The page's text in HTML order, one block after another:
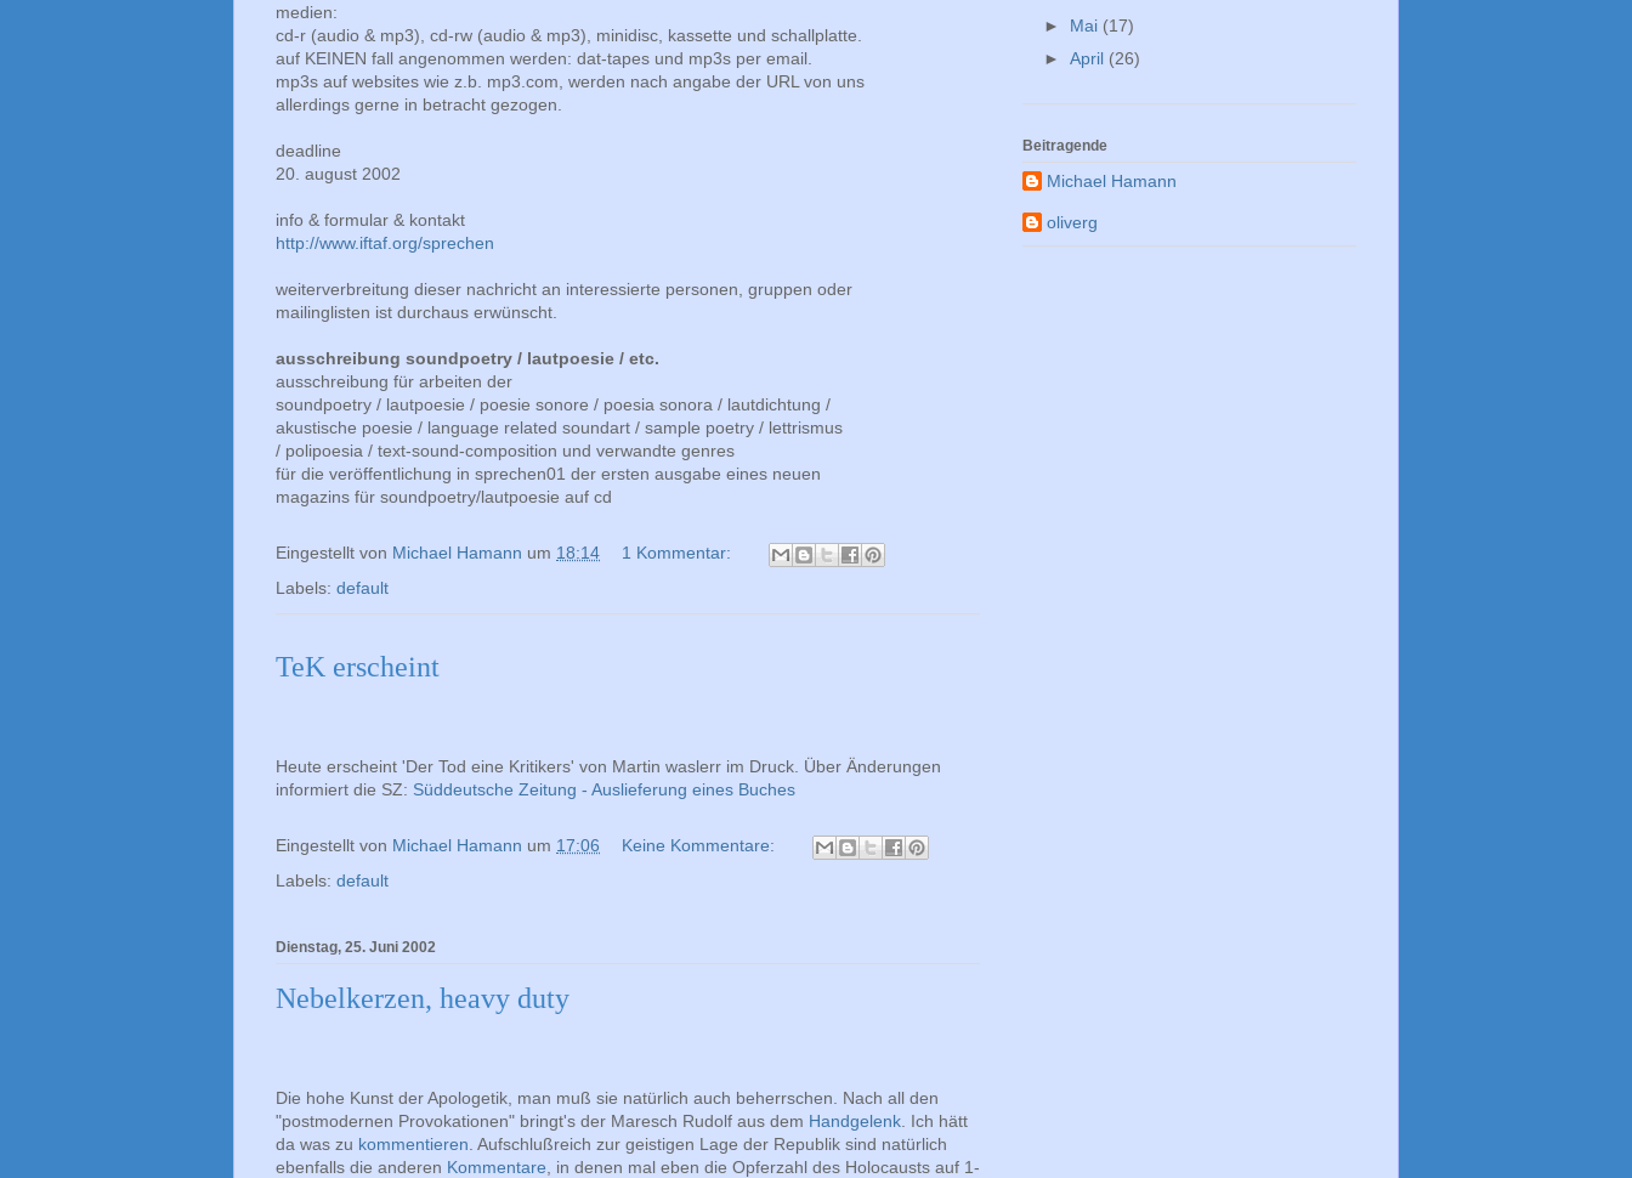
medien:
cd-r (audio & mp3), cd-rw (audio & mp3), minidisc, kassette und schallplatte.
auf KEINEN fall angenommen werden: dat-tapes und mp3s per email.
mp3s auf websites wie z.b. mp3.com, werden nach angabe der URL von uns
allerdings gerne in betracht gezogen.
deadline
20. august 2002
info & formular & kontakt
http://www.iftaf.org/sprechen
weiterverbreitung dieser nachricht an interessierte personen, gruppen oder
mailinglisten ist durchaus erwünscht.
ausschreibung soundpoetry / lautpoesie / etc.
ausschreibung für arbeiten der
soundpoetry / lautpoesie / poesie sonore / poesia sonora / lautdichtung /
akustische poesie / language related soundart / sample poetry / lettrismus
/ polipoesia / text-sound-composition und verwandte genres
für die veröffentlichung in sprechen01 der ersten ausgabe eines neuen
magazins für soundpoetry/lautpoesie auf cd
Eingestellt von Michael Hamann um 18:14
1 Kommentar:
Labels: default
TeK erscheint
Heute erscheint 'Der Tod eine Kritikers' von Martin waslerr im Druck. Über Änderungen
informiert die SZ: Süddeutsche Zeitung - Auslieferung eines Buches
Eingestellt von Michael Hamann um 17:06
Keine Kommentare:
Labels: default
Dienstag, 25. Juni 2002
Nebelkerzen, heavy duty
Die hohe Kunst der Apologetik, man muß sie natürlich auch beherrschen. Nach all den
"postmodernen Provokationen" bringt's der Maresch Rudolf aus dem Handgelenk . Ich hätt
da was zu kommentieren . Aufschlußreich zur geistigen Lage der Republik sind natürlich
ebenfalls die anderen Kommentare , in denen mal eben die Opferzahl des Holocausts auf 1-
► Mai (17)
► April (26)
Beitragende
Michael Hamann
oliverg